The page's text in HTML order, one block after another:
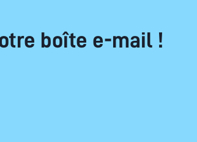
boîte e-mail !